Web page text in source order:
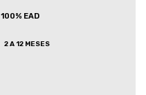
100% EAD
2 A 12 MESES